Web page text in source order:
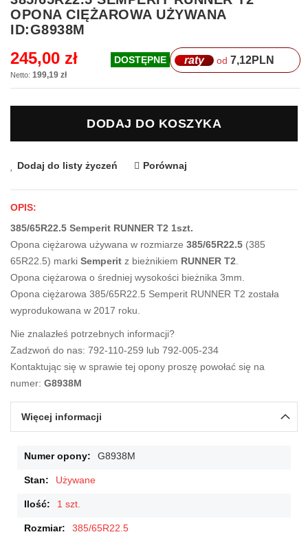
na
początek
galerii
OPONA CIĘŻAROWA UŻYWANA
ID:G8938M
245,00 zł
199,19 zł
DOSTĘPNE raty od 7,12PLN
DODAJ DO KOSZYKA
Dodaj do listy życzeń Porównaj
OPIS:
385/65R22.5 Semperit RUNNER T2 1szt.
Opona ciężarowa używana w rozmiarze 385/65R22.5 (385
65R22.5) marki Semperit z bieżnikiem RUNNER T2.
Opona ciężarowa o średniej wysokości bieżnika 3mm.
Opona ciężarowa 385/65R22.5 Semperit RUNNER T2 została
wyprodukowana w 2017 roku.
Nie znalazłeś potrzebnych informacji?
Zadzwoń do nas: 792-110-259 lub 792-005-234
Kontaktując się w sprawie tej opony proszę powołać się na
numer: G8938M
Więcej informacji
Więcej
G8938M
Używane
1 szt.
385/65R22.5